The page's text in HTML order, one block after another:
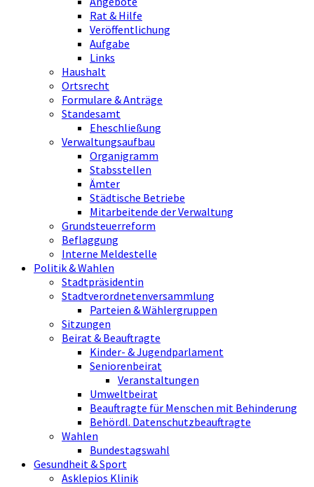
Rat & Hilfe
Veröffentlichung
Aufgabe
Links
Haushalt
Ortsrecht
Formulare & Anträge
Standesamt
Eheschließung
Verwaltungsaufbau
Organigramm
Stabsstellen
Ämter
Städtische Betriebe
Mitarbeitende der Verwaltung
Grundsteuerreform
Beflaggung
Interne Meldestelle
Politik & Wahlen
Stadtpräsidentin
Stadtverordnetenversammlung
Parteien & Wählergruppen
Sitzungen
Beirat & Beauftragte
Kinder- & Jugendparlament
Seniorenbeirat
Veranstaltungen
Umweltbeirat
Beauftragte für Menschen mit Behinderung
Behördl. Datenschutzbeauftragte
Wahlen
Bundestagswahl
Gesundheit & Sport
Asklepios Klinik